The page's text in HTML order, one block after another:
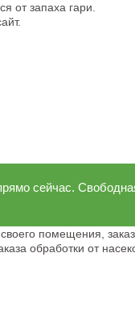
от запаха гари.
сейчас.
помещения,
обработки от